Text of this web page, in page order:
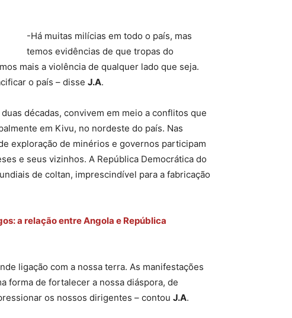
-Há muitas milícias em todo o país, mas
temos evidências de que tropas do
mais a violência de qualquer lado que seja.
o país – disse J.A.
décadas, convivem em meio a conflitos que
em Kivu, no nordeste do país. Nas
exploração de minérios e governos participam
e seus vizinhos. A República Democrática do
de coltan, imprescindível para a fabricação
a relação entre Angola e República
ligação com a nossa terra. As manifestações
forma de fortalecer a nossa diáspora, de
os nossos dirigentes – contou J.A.